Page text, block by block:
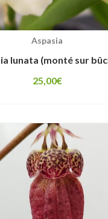
Aspasia
lunata (monté sur
25,00€